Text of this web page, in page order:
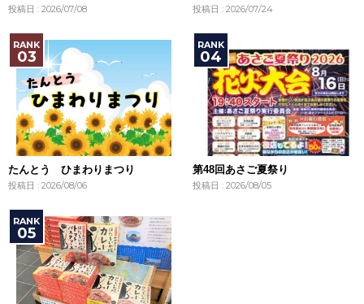
投稿日 : 2026/07/08 投稿日 : 2026/07/24
たんとう ひまわりまつり
投稿日 : 2026/08/06
第48回あさご夏祭り
投稿日 : 2026/08/05